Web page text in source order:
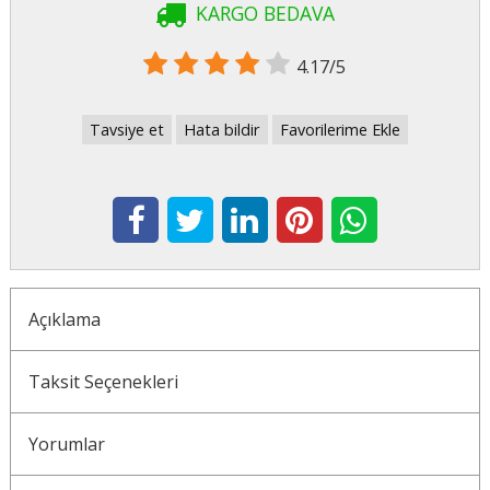
KARGO BEDAVA
4.17/5
Tavsiye et Hata bildir Favorilerime Ekle
Açıklama
Taksit Seçenekleri
Yorumlar